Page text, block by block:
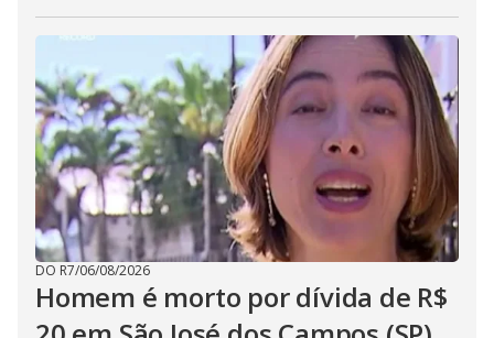
DO R7/06/08/2026
Homem é morto por dívida de R$